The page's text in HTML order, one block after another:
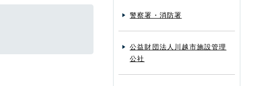
警察署・消防署
公益財団法人川越市施設管理
公社